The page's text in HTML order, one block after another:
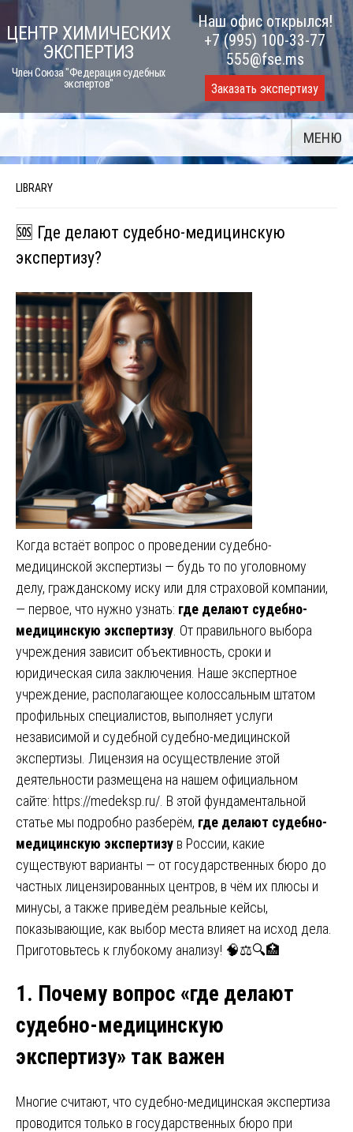
Skip
to
content
ЦЕНТР ХИМИЧЕСКИХ
ЭКСПЕРТИЗ
Член Союза "Федерация судебных
экспертов"
Наш офис открылся!
+7 (995) 100-33-77
555@fse.ms
Заказать экспертизу
МЕНЮ
LIBRARY
🆘 Где делают судебно-медицинскую
экспертизу?
Когда встаёт вопрос о проведении судебно-
медицинской экспертизы — будь то по уголовному
делу, гражданскому иску или для страховой компании,
— первое, что нужно узнать: где делают судебно-
медицинскую экспертизу . От правильного выбора
учреждения зависит объективность, сроки и
юридическая сила заключения. Наше экспертное
учреждение, располагающее колоссальным штатом
профильных специалистов, выполняет услуги
независимой и судебной судебно-медицинской
экспертизы. Лицензия на осуществление этой
деятельности размещена на нашем официальном
сайте: https://medeksp.ru/ . В этой фундаментальной
статье мы подробно разберём, где делают судебно-
медицинскую экспертизу в России, какие
существуют варианты — от государственных бюро до
частных лицензированных центров, в чём их плюсы и
минусы, а также приведём реальные кейсы,
показывающие, как выбор места влияет на исход дела.
Приготовьтесь к глубокому анализу! 🧠⚖️🔍🏥
1. Почему вопрос «где делают
судебно-медицинскую
экспертизу» так важен
Многие считают, что судебно-медицинская экспертиза
проводится только в государственных бюро при